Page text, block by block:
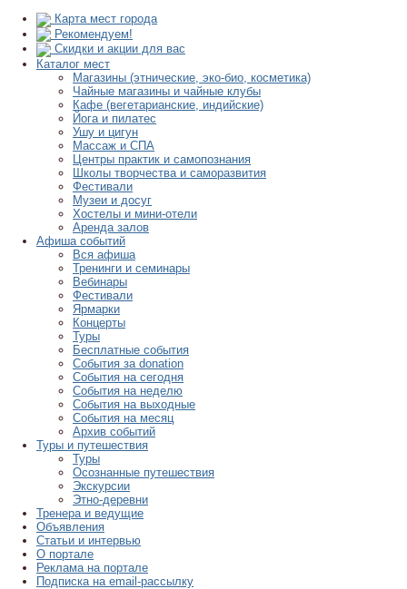
Карта мест города
Рекомендуем!
Скидки и акции для вас
Каталог мест
Магазины (этнические, эко-био, косметика)
Чайные магазины и чайные клубы
Кафе (вегетарианские, индийские)
Йога и пилатес
Ушу и цигун
Массаж и СПА
Центры практик и самопознания
Школы творчества и саморазвития
Фестивали
Музеи и досуг
Хостелы и мини-отели
Аренда залов
Афиша событий
Вся афиша
Тренинги и семинары
Вебинары
Фестивали
Ярмарки
Концерты
Туры
Бесплатные события
События за donation
События на сегодня
События на неделю
События на выходные
События на месяц
Архив событий
Туры и путешествия
Туры
Осознанные путешествия
Экскурсии
Этно-деревни
Тренера и ведущие
Объявления
Статьи и интервью
О портале
Реклама на портале
Подписка на email-рассылку